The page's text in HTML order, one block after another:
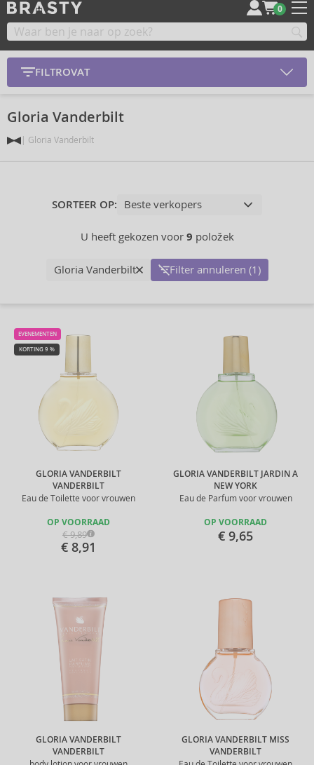
0
FILTROVAT
Gloria Vanderbilt
Gloria Vanderbilt
SORTEER OP:
U heeft gekozen voor 9 položek
Gloria Vanderbilt Filter annuleren (1)
GLORIA VANDERBILT
VANDERBILT
Eau de Toilette voor vrouwen
EVENEMENTEN
KORTING 9 %
OP VOORRAAD
€ 9,89
€ 8,91
GLORIA VANDERBILT JARDIN A
NEW YORK
Eau de Parfum voor vrouwen
OP VOORRAAD
€ 9,65
GLORIA VANDERBILT
VANDERBILT
GLORIA VANDERBILT MISS
VANDERBILT